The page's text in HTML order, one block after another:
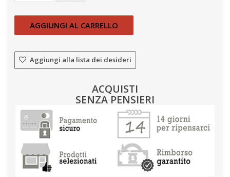
AGGIUNGI AL CARRELLO
Aggiungi alla lista dei desideri
ACQUISTI
SENZA PENSIERI